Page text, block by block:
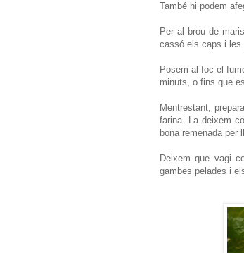
També hi podem
Per al brou de
cassó els caps i les
Posem al foc el
minuts, o fins que
Mentrestant,
farina. La deixem
bona remenada per
Deixem que vagi
gambes pelades i